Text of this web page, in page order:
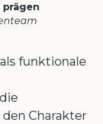
funktionale
Charakter